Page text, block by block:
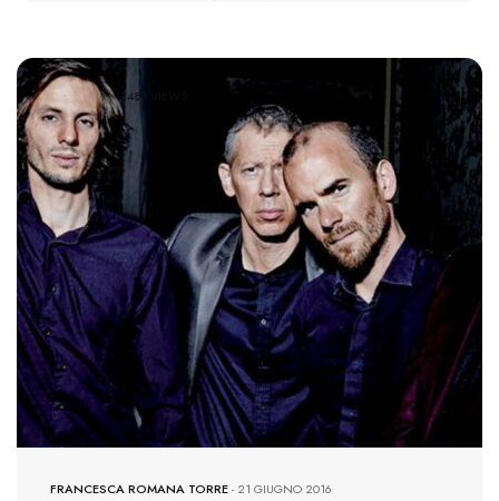
1481 VIEWS
FRANCESCA ROMANA TORRE-21 GIUGNO 2016